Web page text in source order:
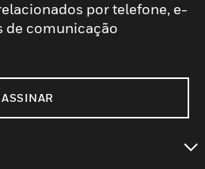
por telefone, e-
de comunicação
ASSINAR